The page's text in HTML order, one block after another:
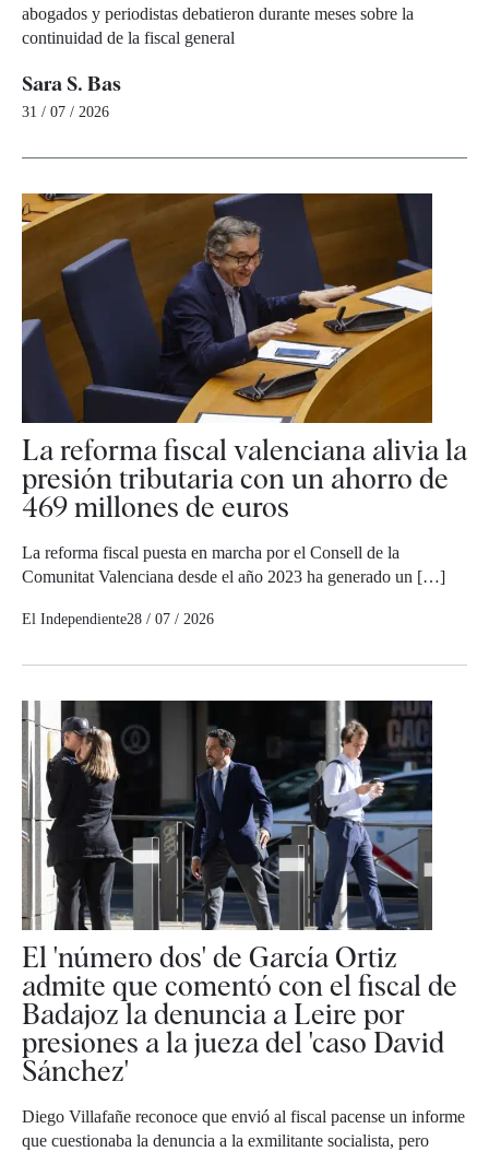
abogados y periodistas debatieron durante meses sobre la
continuidad de la fiscal general
Sara S. Bas
31 / 07 / 2026
La reforma fiscal valenciana alivia la
presión tributaria con un ahorro de
469 millones de euros
La reforma fiscal puesta en marcha por el Consell de la
Comunitat Valenciana desde el año 2023 ha generado un […]
El Independiente28 / 07 / 2026
El 'número dos' de García Ortiz
admite que comentó con el fiscal de
Badajoz la denuncia a Leire por
presiones a la jueza del 'caso David
Sánchez'
Diego Villafañe reconoce que envió al fiscal pacense un informe
que cuestionaba la denuncia a la exmilitante socialista, pero